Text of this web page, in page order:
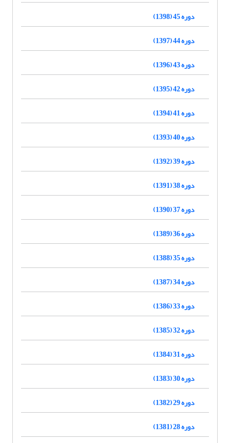
دوره 45 (1398)
دوره 44 (1397)
دوره 43 (1396)
دوره 42 (1395)
دوره 41 (1394)
دوره 40 (1393)
دوره 39 (1392)
دوره 38 (1391)
دوره 37 (1390)
دوره 36 (1389)
دوره 35 (1388)
دوره 34 (1387)
دوره 33 (1386)
دوره 32 (1385)
دوره 31 (1384)
دوره 30 (1383)
دوره 29 (1382)
دوره 28 (1381)